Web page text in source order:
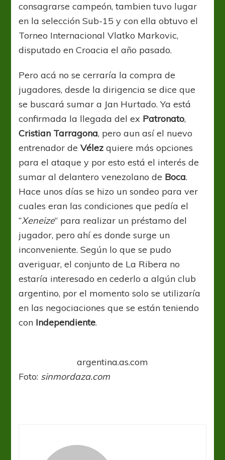
consagrarse campeón, tambien tuvo lugar
en la selección Sub-15 y con ella obtuvo el
Torneo Internacional Vlatko Markovic,
disputado en Croacia el año pasado.
Pero acá no se cerraría la compra de
jugadores, desde la dirigencia se dice que
se buscará sumar a Jan Hurtado. Ya está
confirmada la llegada del ex Patronato,
Cristian Tarragona, pero aun así el nuevo
entrenador deVélezquiere más opciones
para el ataque y por esto está el interés de
sumar al delantero venezolano de Boca.
Hace unos días se hizo un sondeo para ver
cuales eran las condiciones que pedía el
“Xeneize” para realizar un préstamo del
jugador, pero ahí es donde surge un
inconveniente. Según lo que se pudo
averiguar, el conjunto de La Ribera no
estaría interesado en cederlo a algún club
argentino, por el momento solo se utilizaría
en las negociaciones que se están teniendo
con Independiente.
argentina.as.com
Foto: sinmordaza.com